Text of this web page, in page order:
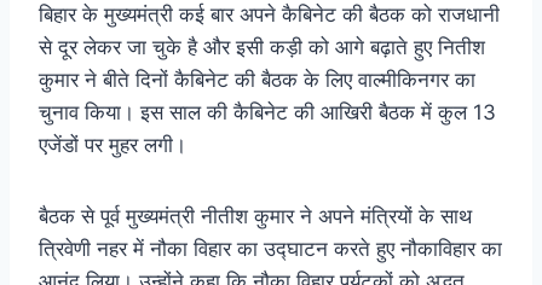
बिहार के मुख्यमंत्री कई बार अपने कैबिनेट की बैठक को राजधानी
से दूर लेकर जा चुके है और इसी कड़ी को आगे बढ़ाते हुए नितीश
कुमार ने बीते दिनों कैबिनेट की बैठक के ल‍िए वाल्मीकिनगर का
चुनाव किया। इस साल की कैबिनेट की आखिरी बैठक में कुल 13
एजेंडों पर मुहर लगी।
बैठक से पूर्व मुख्यमंत्री नीतीश कुमार ने अपने मंत्रियों के साथ
त्रिवेणी नहर में नौका विहार का उद्घाटन करते हुए नौकाविहार का